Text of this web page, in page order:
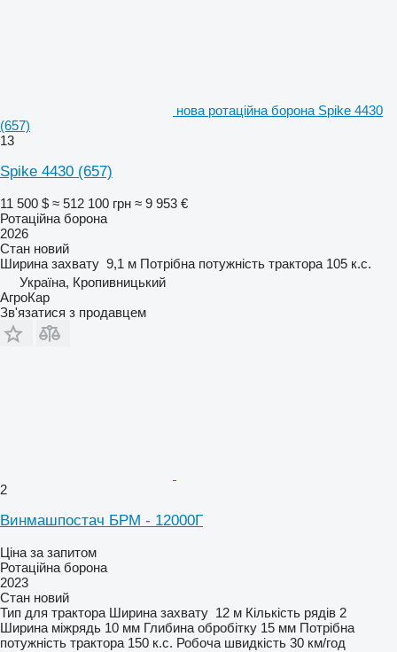
нова ротаційна борона Spike 4430
(657)
13
Spike 4430 (657)
11 500 $ ≈ 512 100 грн ≈ 9 953 €
Ротаційна борона
2026
Стан новий
Ширина захвату 9,1 м Потрібна потужність трактора 105 к.с.
Україна, Кропивницький
АгроКар
Зв'язатися з продавцем
2
Винмашпостач БРМ - 12000Г
Ціна за запитом
Ротаційна борона
2023
Стан новий
Тип для трактора Ширина захвату 12 м Кількість рядів 2
Ширина міжрядь 10 мм Глибина обробітку 15 мм Потрібна
потужність трактора 150 к.с. Робоча швидкість 30 км/год